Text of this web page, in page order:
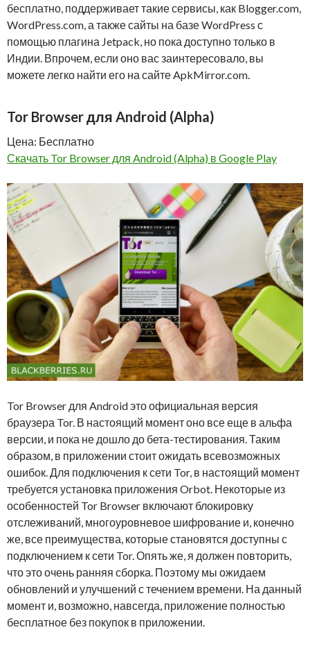
бесплатно, поддерживает такие сервисы, как Blogger.com,
WordPress.com, а также сайты на базе WordPress с
помощью плагина Jetpack, но пока доступно только в
Индии. Впрочем, если оно вас заинтересовало, вы
можете легко найти его на сайте ApkMirror.com.
Tor Browser для Android (Alpha)
Цена: Бесплатно
Скачать Tor Browser для Android (Alpha) в Google Play
Tor Browser для Android это официальная версия
браузера Tor. В настоящий момент оно все еще в альфа
версии, и пока не дошло до бета-тестирования. Таким
образом, в приложении стоит ожидать всевозможных
ошибок. Для подключения к сети Tor, в настоящий момент
требуется установка приложения Orbot. Некоторые из
особенностей Tor Browser включают блокировку
отслеживаний, многоуровневое шифрование и, конечно
же, все преимущества, которые становятся доступны с
подключением к сети Tor. Опять же, я должен повторить,
что это очень ранняя сборка. Поэтому мы ожидаем
обновлений и улучшений с течением времени. На данный
момент и, возможно, навсегда, приложение полностью
бесплатное без покупок в приложении.